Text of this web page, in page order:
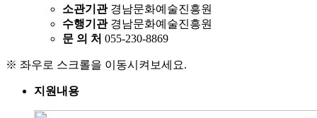
소관기관경남문화예술진흥원
수행기관경남문화예술진흥원
문 의 처 055-230-8869
※ 좌우로 스크롤을 이동시켜보세요.
지원내용